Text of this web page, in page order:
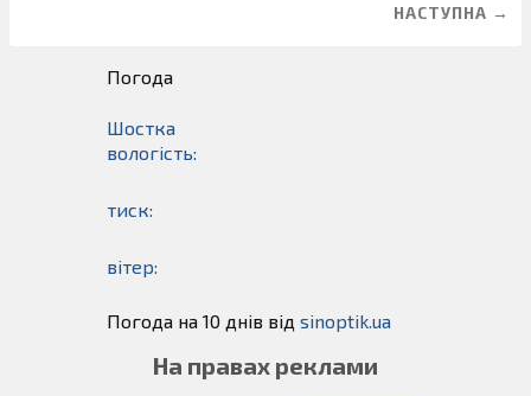
НАСТУПНА →
Погода
Шостка
вологість:
тиск:
вітер:
Погода на 10 днів від sinoptik.ua
На правах реклами